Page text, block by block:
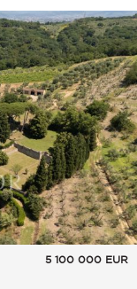
5 100 000 EUR